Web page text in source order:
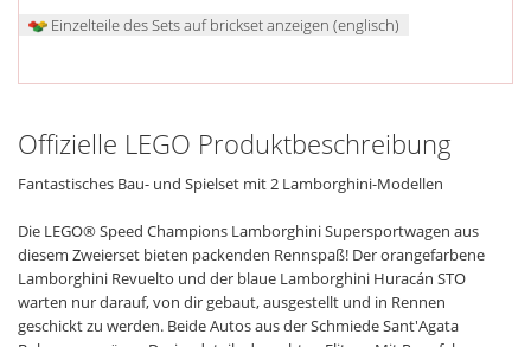
Einzelteile des Sets auf brickset anzeigen (englisch)
Offizielle LEGO Produktbeschreibung
Fantastisches Bau- und Spielset mit 2 Lamborghini-Modellen
Die LEGO® Speed Champions Lamborghini Supersportwagen aus
diesem Zweierset bieten packenden Rennspaß! Der orangefarbene
Lamborghini Revuelto und der blaue Lamborghini Huracán STO
warten nur darauf, von dir gebaut, ausgestellt und in Rennen
geschickt zu werden. Beide Autos aus der Schmiede Sant'Agata